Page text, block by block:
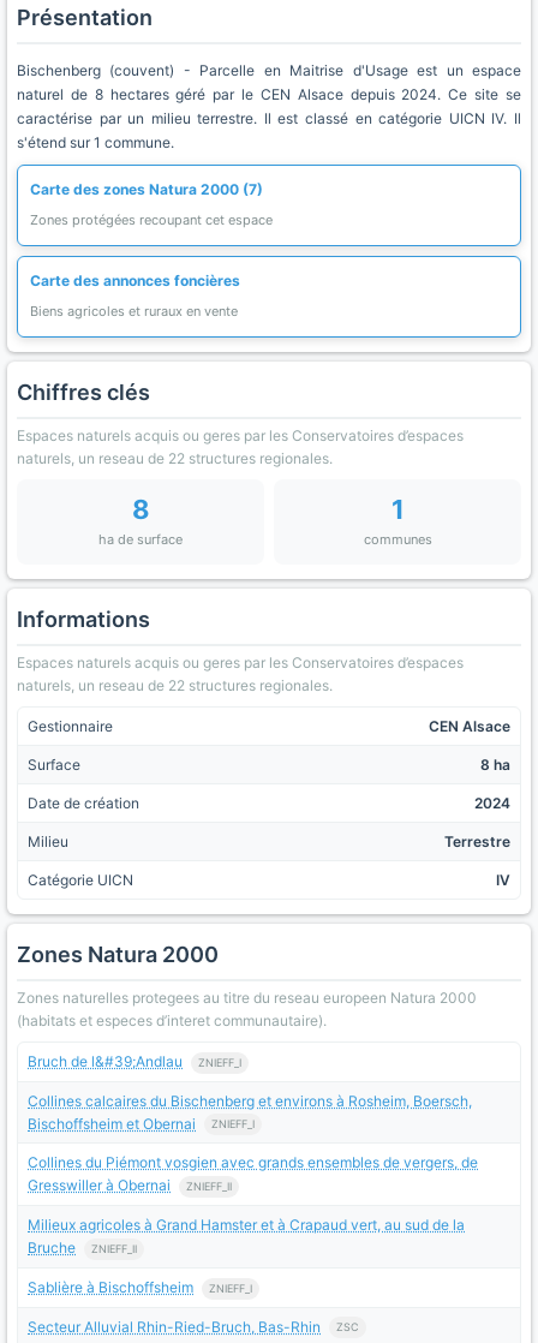
Présentation
Bischenberg (couvent) - Parcelle en Maitrise d'Usage est un espace
naturel de 8 hectares géré par le CEN Alsace depuis 2024. Ce site se
caractérise par un milieu terrestre. Il est classé en catégorie UICN IV. Il
s'étend sur 1 commune.
Carte des zones Natura 2000 (7)
Zones protégées recoupant cet espace
Carte des annonces foncières
Biens agricoles et ruraux en vente
Chiffres clés
Espaces naturels acquis ou geres par les Conservatoires d’espaces
naturels, un reseau de 22 structures regionales.
8
ha de surface
1
communes
Informations
Espaces naturels acquis ou geres par les Conservatoires d’espaces
naturels, un reseau de 22 structures regionales.
Gestionnaire CEN Alsace
Surface 8 ha
Date de création 2024
Milieu Terrestre
Catégorie UICN IV
Zones Natura 2000
Zones naturelles protegees au titre du reseau europeen Natura 2000
(habitats et especes d’interet communautaire).
Bruch de l&#39;Andlau ZNIEFF_I
Collines calcaires du Bischenberg et environs à Rosheim, Boersch,
Bischoffsheim et Obernai
ZNIEFF_I
Collines du Piémont vosgien avec grands ensembles de vergers, de
Gresswiller à Obernai
ZNIEFF_II
Milieux agricoles à Grand Hamster et à Crapaud vert, au sud de la
Bruche
ZNIEFF_II
Sablière à Bischoffsheim ZNIEFF_I
Secteur Alluvial Rhin-Ried-Bruch, Bas-Rhin ZSC